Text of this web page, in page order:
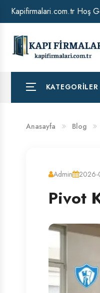
HAKKIMIZDA
BANKA HESAP
Kapifirmalari.com.tr Hoş
KATEGORILER
Anasayfa Blog
Admin 2026-
Pivot